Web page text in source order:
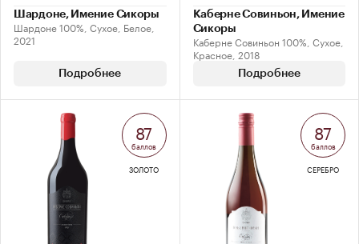
Шардоне, Имение Сикоры
Шардоне 100%, Сухое, Белое,
2021
Подробнее
Каберне Совиньон, Имение
Сикоры
Каберне Совиньон 100%, Сухое,
Красное, 2018
Подробнее
87
баллов
ЗОЛОТО
87
баллов
СЕРЕБРО